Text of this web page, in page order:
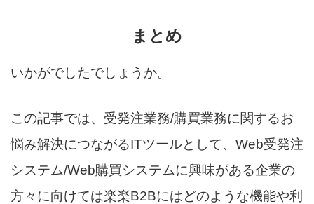
まとめ
いかがでしたでしょうか。
この記事では、受発注業務/購買業務に関するお
悩み解決につながるITツールとして、Web受発注
システム/Web購買システムに興味がある企業の
方々に向けては楽楽B2Bにはどのような機能や利